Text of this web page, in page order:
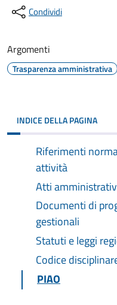
Condividi
Argomenti
Trasparenza amministrativa
INDICE DELLA PAGINA
Riferimenti
attività
Atti
Documenti di
gestionali
Statuti e leggi
Codice
PIAO